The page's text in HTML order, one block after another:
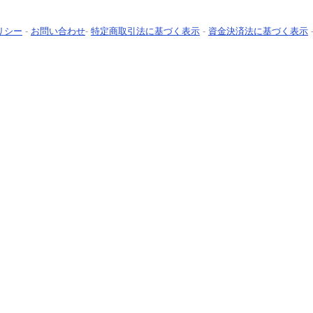
シー - お問い合わせ- 特定商取引法に基づく表示 - 資金決済法に基づく表示 -